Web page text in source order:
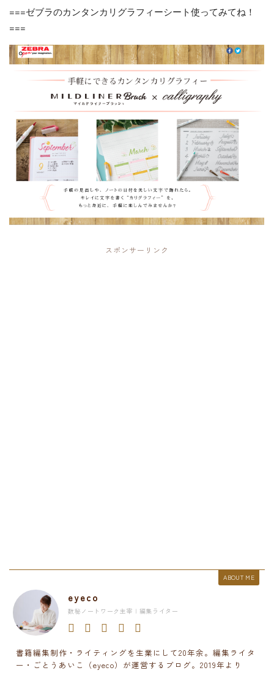
===ゼブラのカンタンカリグラフィーシート使ってみてね！
===
スポンサーリンク
ABOUT ME
eyeco
数秘ノートワーク主宰 | 編集ライター
書籍編集制作・ライティングを生業にして20年余。編集ライタ
ー・ごとうあいこ（eyeco）が運営するブログ。2019年より